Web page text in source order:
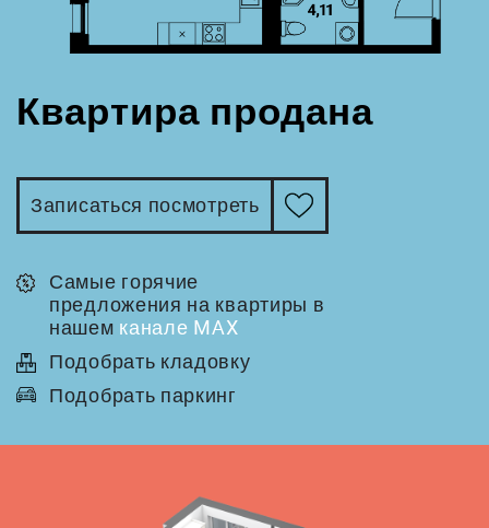
Квартира продана
Записаться посмотреть
Самые горячие
предложения на квартиры в
нашем канале MAX
Подобрать кладовку
Подобрать паркинг